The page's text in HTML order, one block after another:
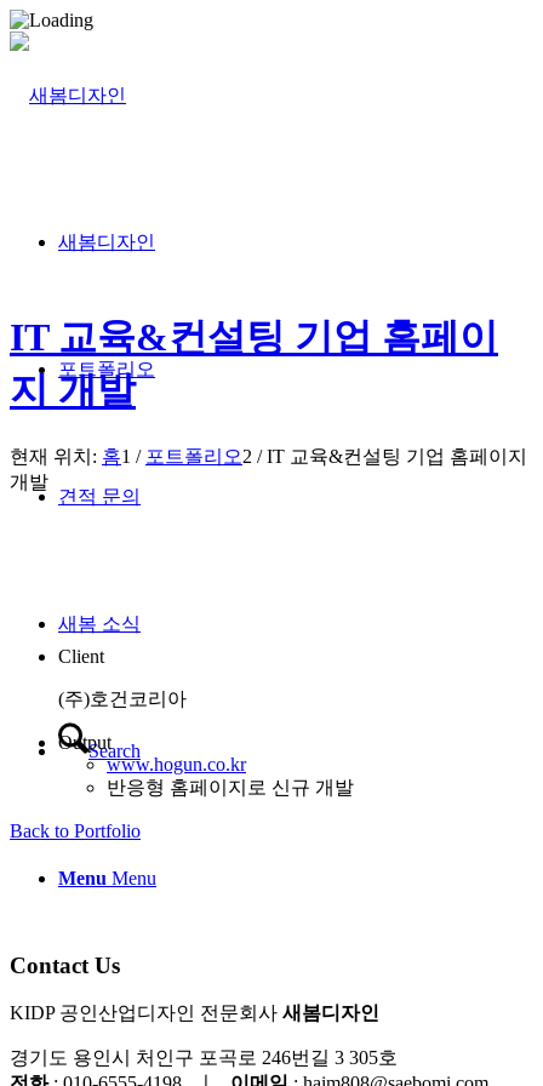
새봄디자인
포트폴리오
견적 문의
새봄 소식
Search
Menu Menu
IT 교육&컨설팅 기업 홈페이
지 개발
현재 위치: 홈1 / 포트폴리오2 / IT 교육&컨설팅 기업 홈페이지
개발
Client
(주)호건코리아
Output
www.hogun.co.kr
반응형 홈페이지로 신규 개발
Back to Portfolio
Contact Us
KIDP 공인산업디자인 전문회사 새봄디자인
경기도 용인시 처인구 포곡로 246번길 3 305호